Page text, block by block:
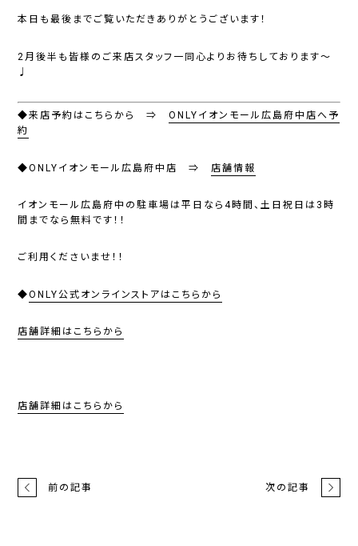
本日も最後までご覧いただきありがとうございます！
2月後半も皆様のご来店スタッフ一同心よりお待ちしております～
♩
◆来店予約はこちらから ⇒
ONLYイオンモール広島府中店へ予
約
◆ONLYイオンモール広島府中店 ⇒ 店舗情報
イオンモール広島府中の駐車場は平日なら4時間、土日祝日は3時
間までなら無料です！！
ご利用くださいませ！！
◆ONLY公式オンラインストアはこちらから
店舗詳細はこちらから
店舗詳細はこちらから
前の記事 次の記事